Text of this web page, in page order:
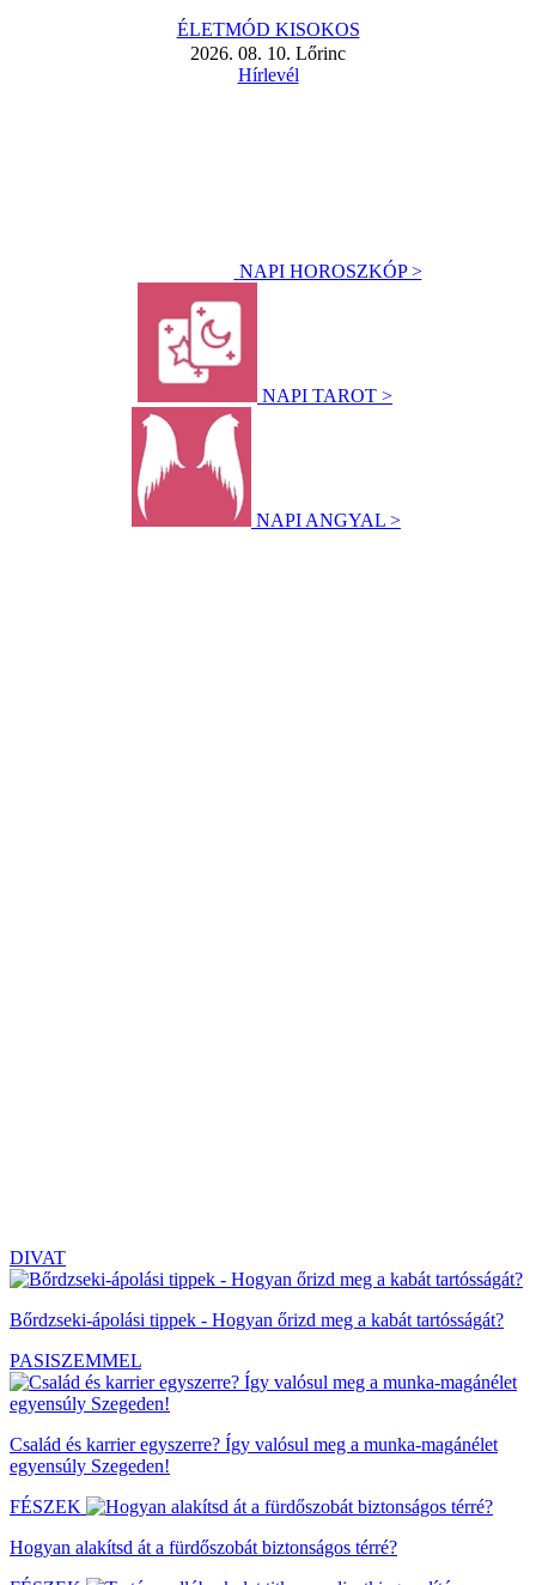
ÉLETMÓD KISOKOS
2026. 08. 10. Lőrinc
Hírlevél
NAPI HOROSZKÓP >
NAPI TAROT >
NAPI ANGYAL >
DIVAT
Bőrdzseki-ápolási tippek - Hogyan őrizd meg a kabát tartósságát?
PASISZEMMEL
Család és karrier egyszerre? Így valósul meg a munka-magánélet
egyensúly Szegeden!
FÉSZEK
Hogyan alakítsd át a fürdőszobát biztonságos térré?